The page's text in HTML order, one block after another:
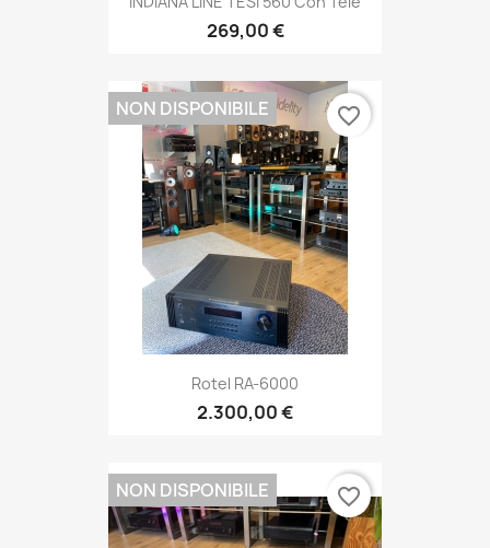
269,00 €
Rotel RA-6000
2.300,00 €
NON DISPONIBILE favorite_border
NON DISPONIBILE favorite_border